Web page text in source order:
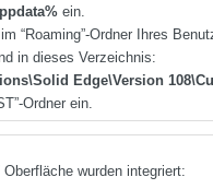
ein.
“Roaming”-Ordner Ihres
in dieses Verzeichnis:
Edge\Version
Ordner ein.
wurden integriert: